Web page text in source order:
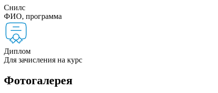
Снилс
ФИО, программа
Диплом
Для зачисления на курс
Фотогалерея